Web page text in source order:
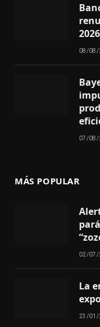
2026
08/08/
07/08/
MÁS POPULAR
02/07/
La
23/01/